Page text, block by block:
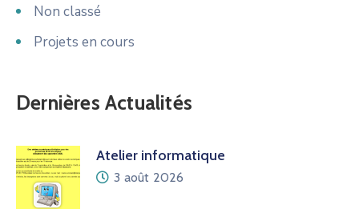
Non classé
Projets en cours
Dernières Actualités
Atelier informatique
3 août 2026